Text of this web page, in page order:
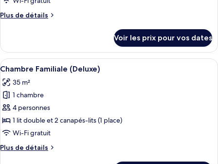
port
ce
chambre :
Deluxe
Room,
1
Double
or
2
Twin
Beds
Plus de détails
Plus
le
type
de
Deluxe
Room,
Double
or
Twin
Beds
Voir les prix pour vos dates
Afficher
toutes
les
photos
pour
ce
type
chambre :
Une chambre d’hôtel avec un lit, un
5
Chambre Familiale (Deluxe)
35 m²
1 chambre
4 personnes
1 lit double et 2 canapés-lits (1 place)
Wi-Fi gratuit
Plus de détails
Plus